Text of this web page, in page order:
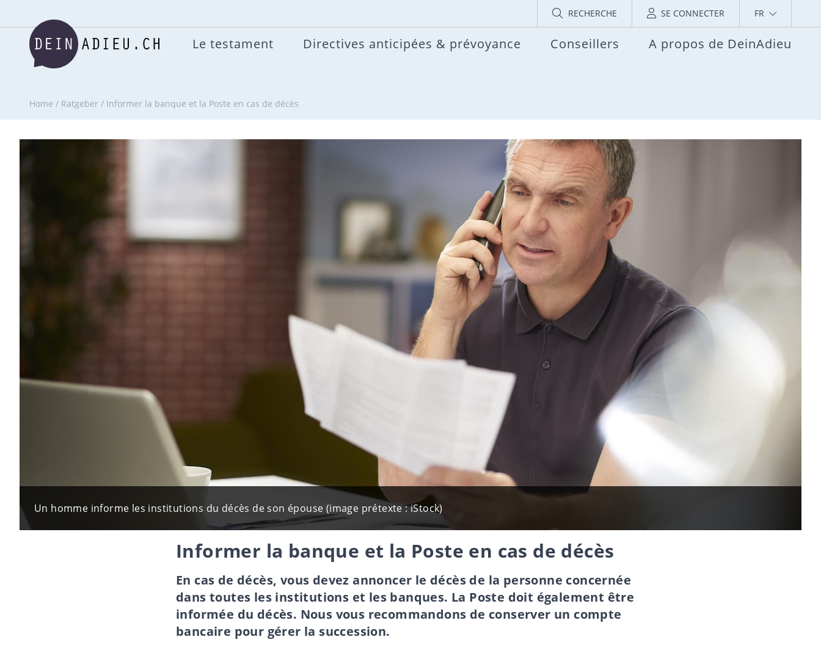
RECHERCHE SE CONNECTER FR
Le testament Directives anticipées & prévoyance Conseillers A propos de DeinAdieu
Home / Ratgeber / Informer la banque et la Poste en cas de décès
Un homme informe les institutions du décès de son épouse (image prétexte : iStock)
Informer la banque et la Poste en cas de décès
En cas de décès, vous devez annoncer le décès de la personne concernée
dans toutes les institutions et les banques. La Poste doit également être
informée du décès. Nous vous recommandons de conserver un compte
bancaire pour gérer la succession.